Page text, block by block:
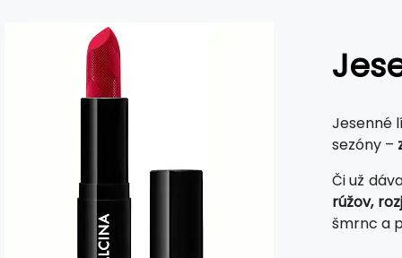
Jesenné
sezóny –
Či už
rúžov,
šmrnc a